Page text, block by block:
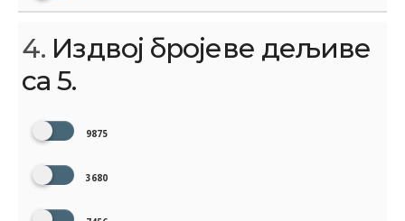
4. Издвој бројеве дељиве
са 5.
9875
3680